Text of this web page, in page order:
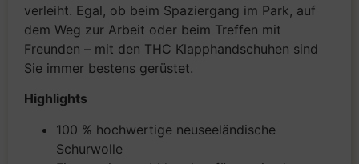
verleiht. Egal, ob beim Spaziergang im Park, auf
dem Weg zur Arbeit oder beim Treffen mit
Freunden – mit den THC Klapphandschuhen sind
Sie immer bestens gerüstet.
Highlights
100 % hochwertige neuseeländische
Schurwolle